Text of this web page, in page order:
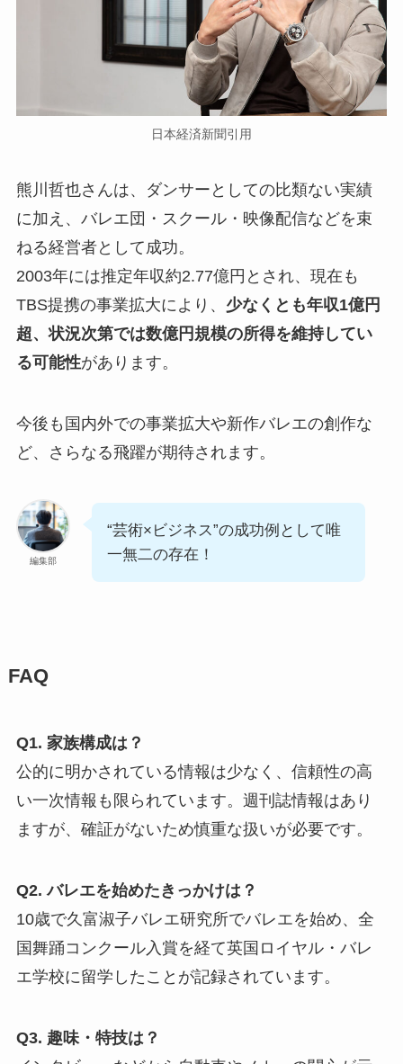
日本経済新聞引用
熊川哲也さんは、ダンサーとしての比類ない実績
に加え、バレエ団・スクール・映像配信などを束
ねる経営者として成功。
2003年には推定年収約2.77億円とされ、現在も
TBS提携の事業拡大により、 少なくとも年収1億円
超、状況次第では数億円規模の所得を維持してい
る可能性があります。
今後も国内外での事業拡大や新作バレエの創作な
ど、さらなる飛躍が期待されます。
編集部
“芸術×ビジネス”の成功例として唯
一無二の存在！
FAQ
Q1. 家族構成は？
公的に明かされている情報は少なく、信頼性の高
い一次情報も限られています。週刊誌情報はあり
ますが、確証がないため慎重な扱いが必要です。
Q2. バレエを始めたきっかけは？
10歳で久富淑子バレエ研究所でバレエを始め、全
国舞踊コンクール入賞を経て英国ロイヤル・バレ
エ学校に留学したことが記録されています。
Q3. 趣味・特技は？